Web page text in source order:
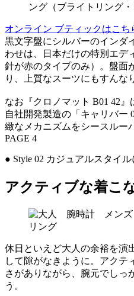
ング（ブライトリング・
オンライン ブティックはこち
黒文字盤にシルバーのインダ
わせは、日本だけの特別エデ
針が赤のタイプのみ）。盤面
り、上質なスーツにもすんな
なお『クロノマット B01 42
自社開発製造の「キャリバー
緻なメカニズムをシースルー
PAGE 4
● Style 02 カジュアルスタイル
アクティブな着こ
休日といえど大人の余裕を演
して隙がなきように。アクテ
さがありながら、腕元でしっ
う。